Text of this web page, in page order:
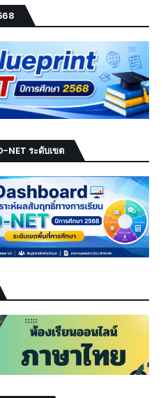
NET ระดับเขต